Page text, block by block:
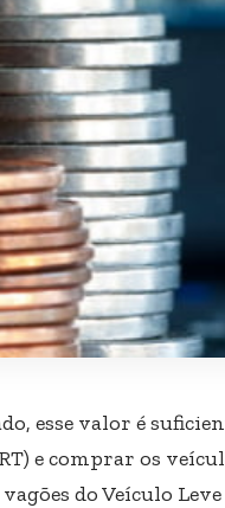
esse valor é
e comprar os
do Veículo